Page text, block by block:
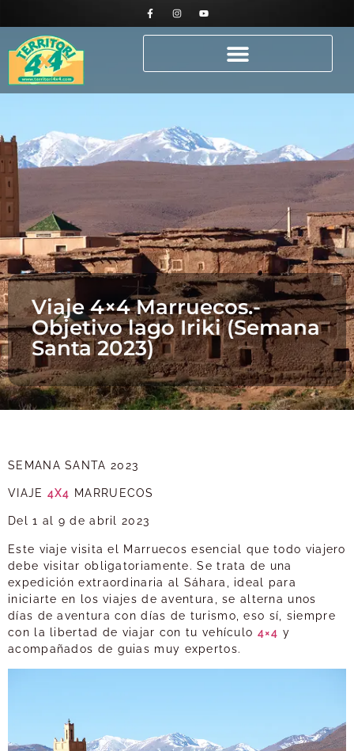
Viaje 4×4 Marruecos.-
Objetivo lago Iriki (Semana
Santa 2023)
SEMANA SANTA 2023
VIAJE 4X4 MARRUECOS
Del 1 al 9 de abril 2023
Este viaje visita el Marruecos esencial que todo viajero
debe visitar obligatoriamente. Se trata de una
expedición extraordinaria al Sáhara, ideal para
iniciarte en los viajes de aventura, se alterna unos
días de aventura con días de turismo, eso sí, siempre
con la libertad de viajar con tu vehículo 4×4 y
acompañados de guias muy expertos.